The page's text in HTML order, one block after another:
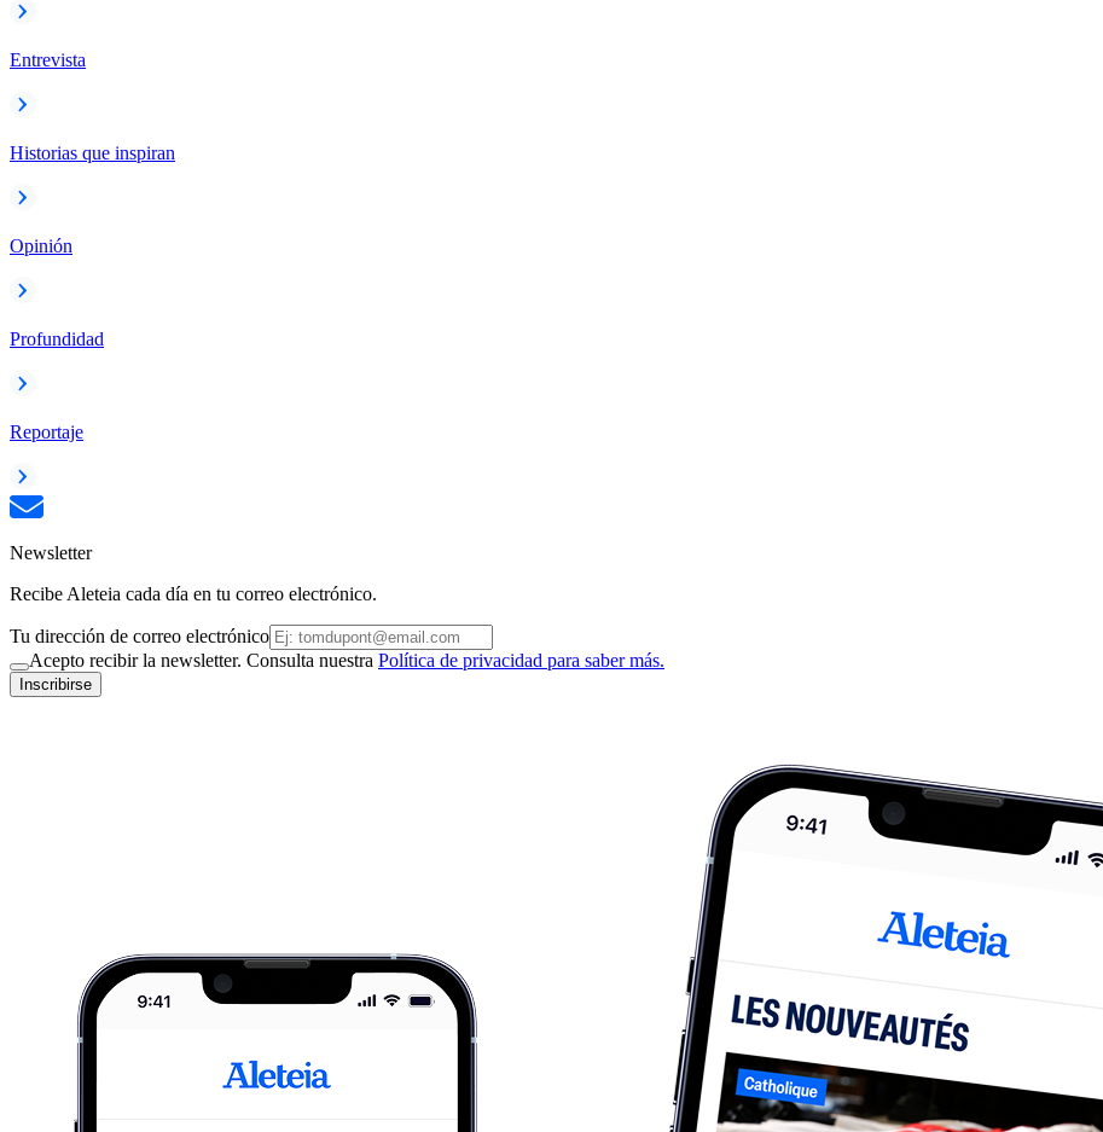
Entrevista
Historias que inspiran
Opinión
Profundidad
Reportaje
Newsletter
Recibe Aleteia cada día en tu correo electrónico.
Tu dirección de correo electrónico
Acepto recibir la newsletter. Consulta nuestra Política de privacidad para saber más.
Inscribirse